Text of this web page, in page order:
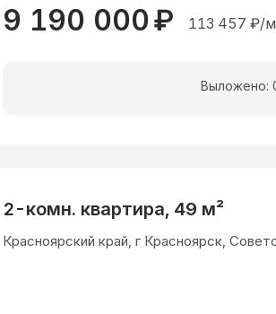
9 190 000₽ 113 457 ₽/
Выложено:
2-комн. квартира, 49 м²
Красноярский край, г Красноярск,